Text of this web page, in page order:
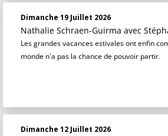
Dimanche 19 Juillet 2026
Nathalie Schraen-Guirma avec
Les grandes vacances estivales ont enfin
monde n'a pas la chance de pouvoir partir.
Dimanche 12 Juillet 2026